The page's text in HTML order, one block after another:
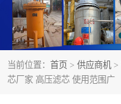
当前位置： 首页 > 供应商机 >
芯厂家 高压滤芯 使用范围广
液氨氨气过滤器
天然气过滤器
甲醇过滤器